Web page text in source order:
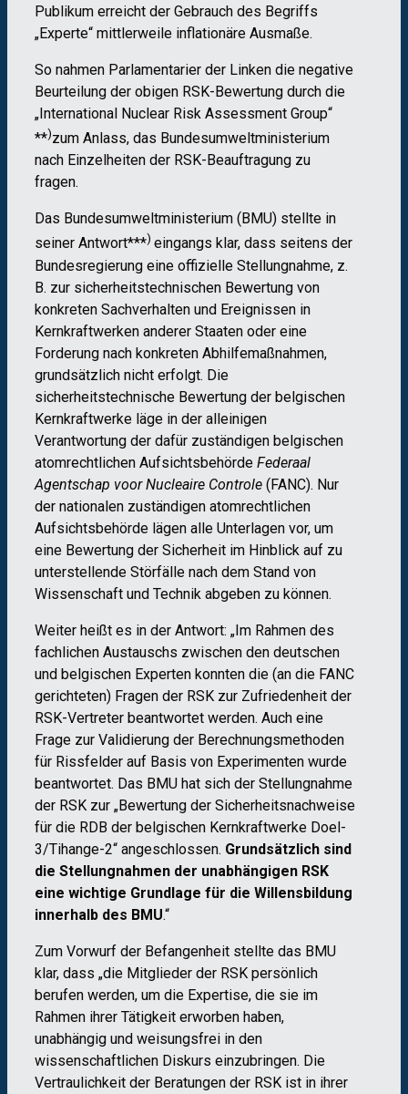
Publikum erreicht der Gebrauch des Begriffs
„Experte“ mittlerweile inflationäre Ausmaße.
So nahmen Parlamentarier der Linken die negative
Beurteilung der obigen RSK-Bewertung durch die
„International Nuclear Risk Assessment Group“
**)zum Anlass, das Bundesumweltministerium
nach Einzelheiten der RSK-Beauftragung zu
fragen.
Das Bundesumweltministerium (BMU) stellte in
seiner Antwort***) eingangs klar, dass seitens der
Bundesregierung eine offizielle Stellungnahme, z.
B. zur sicherheitstechnischen Bewertung von
konkreten Sachverhalten und Ereignissen in
Kernkraftwerken anderer Staaten oder eine
Forderung nach konkreten Abhilfemaßnahmen,
grundsätzlich nicht erfolgt. Die
sicherheitstechnische Bewertung der belgischen
Kernkraftwerke läge in der alleinigen
Verantwortung der dafür zuständigen belgischen
atomrechtlichen Aufsichtsbehörde Federaal
Agentschap voor Nucleaire Controle (FANC). Nur
der nationalen zuständigen atomrechtlichen
Aufsichtsbehörde lägen alle Unterlagen vor, um
eine Bewertung der Sicherheit im Hinblick auf zu
unterstellende Störfälle nach dem Stand von
Wissenschaft und Technik abgeben zu können.
Weiter heißt es in der Antwort: „Im Rahmen des
fachlichen Austauschs zwischen den deutschen
und belgischen Experten konnten die (an die FANC
gerichteten) Fragen der RSK zur Zufriedenheit der
RSK-Vertreter beantwortet werden. Auch eine
Frage zur Validierung der Berechnungsmethoden
für Rissfelder auf Basis von Experimenten wurde
beantwortet. Das BMU hat sich der Stellungnahme
der RSK zur „Bewertung der Sicherheitsnachweise
für die RDB der belgischen Kernkraftwerke Doel-
3/Tihange-2“ angeschlossen. Grundsätzlich sind
die Stellungnahmen der unabhängigen RSK
eine wichtige Grundlage für die Willensbildung
innerhalb des BMU.“
Zum Vorwurf der Befangenheit stellte das BMU
klar, dass „die Mitglieder der RSK persönlich
berufen werden, um die Expertise, die sie im
Rahmen ihrer Tätigkeit erworben haben,
unabhängig und weisungsfrei in den
wissenschaftlichen Diskurs einzubringen. Die
Vertraulichkeit der Beratungen der RSK ist in ihrer